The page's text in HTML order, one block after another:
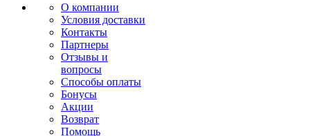
О компании
Условия доставки
Контакты
Партнеры
Отзывы и
вопросы
Способы оплаты
Бонусы
Акции
Возврат
Помощь